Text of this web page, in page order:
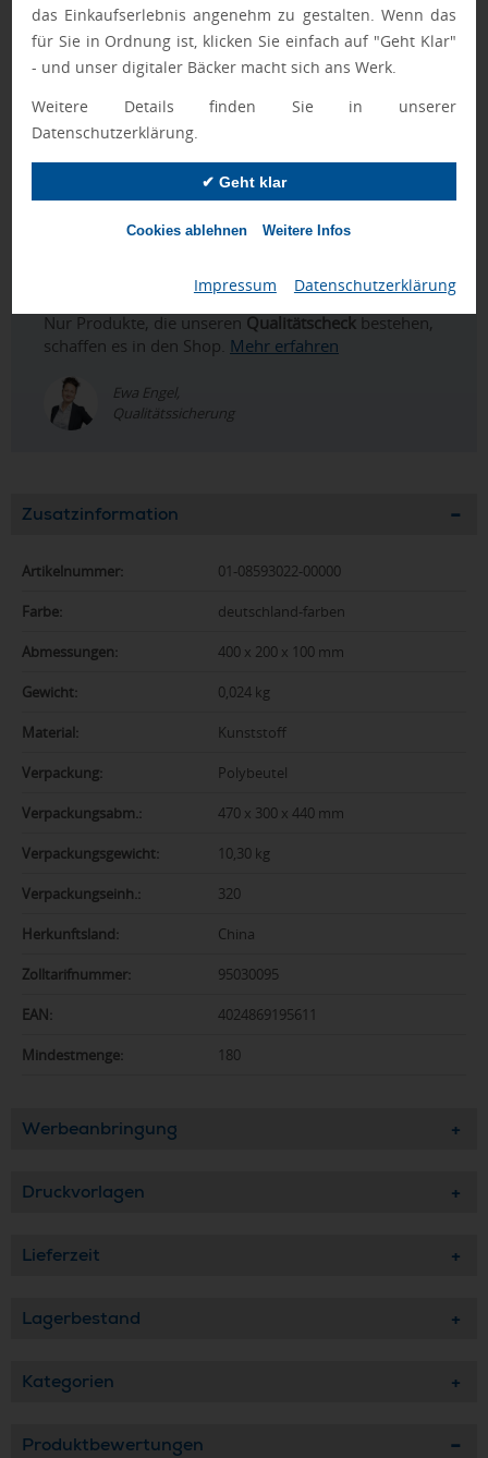
das Einkaufserlebnis angenehm zu gestalten. Wenn das
für Sie in Ordnung ist, klicken Sie einfach auf "Geht Klar"
- und unser digitaler Bäcker macht sich ans Werk.
Weitere Details finden Sie in unserer
Datenschutzerklärung.
✔ Geht klar
Cookies ablehnen Weitere Infos
Impressum Datenschutzerklärung
Kundenbindung eingesetzt werden. Als leichtes
Werbegeschenk lässt er sich außerdem sinnvoll in
Giveawaysintegrieren und ergänzt bestehende
eine konsistente Umsetzung innerhalb thematisch
passender Sortimente können
Fanartikel bedrucken lassenals ergänzende Artikel im
Markenauftritt berücksichtigt werden.
Nur Produkte, die unseren Qualitätscheck bestehen,
schaffen es in den Shop. Mehr erfahren
Ewa Engel,
Qualitätssicherung
Zusatzinformation
Artikelnummer: 01-08593022-00000
Farbe: deutschland-farben
Abmessungen: 400 x 200 x 100 mm
Gewicht: 0,024 kg
Material: Kunststoff
Verpackung: Polybeutel
Verpackungsabm.: 470 x 300 x 440 mm
Verpackungsgewicht: 10,30 kg
Verpackungseinh.: 320
Herkunftsland: China
Zolltarifnummer: 95030095
EAN: 4024869195611
Mindestmenge: 180
Werbeanbringung
Druckvorlagen
Lieferzeit
Lagerbestand
Kategorien
Produktbewertungen